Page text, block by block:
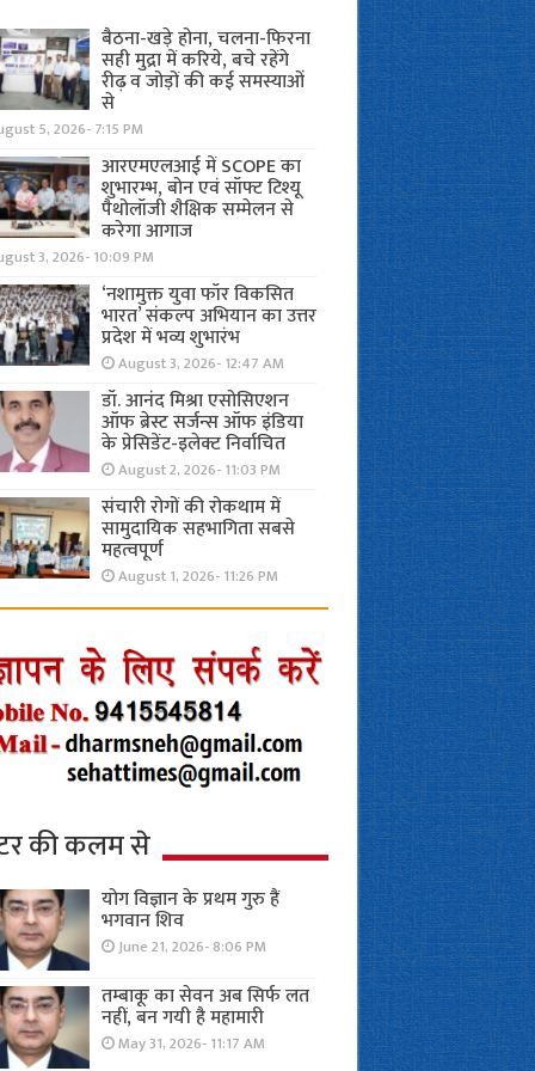
बैठना-खड़े होना, चलना-फिरना
सही मुद्रा में करिये, बचे रहेंगे
रीढ़ व जोड़ों की कई समस्याओं
से
5, 2026- 7:15 PM
आरएमएलआई में SCOPE का
शुभारम्भ, बोन एवं सॉफ्ट टिश्यू
पैथोलॉजी शैक्षिक सम्मेलन से
करेगा आगाज
3, 2026- 10:09 PM
‘नशामुक्त युवा फॉर विकसित
भारत’ संकल्प अभियान का उत्तर
प्रदेश में भव्य शुभारंभ
August 3, 2026- 12:47 AM
डॉ. आनंद मिश्रा एसोसिएशन
ऑफ ब्रेस्ट सर्जन्स ऑफ इंडिया
के प्रेसिडेंट-इलेक्ट निर्वाचित
August 2, 2026- 11:03 PM
संचारी रोगों की रोकथाम में
सामुदायिक सहभागिता सबसे
महत्वपूर्ण
August 1, 2026- 11:26 PM
की कलम से
योग विज्ञान के प्रथम गुरु हैं
भगवान शिव
June 21, 2026- 8:06 PM
तम्बाकू का सेवन अब सिर्फ लत
नहीं, बन गयी है महामारी
May 31, 2026- 11:17 AM